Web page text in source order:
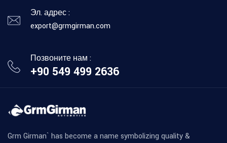
Эл. адрес :
export@grmgirman.com
Позвоните нам :
+90 549 499 2636
Grm Girman` has become a name symbolizing quality &